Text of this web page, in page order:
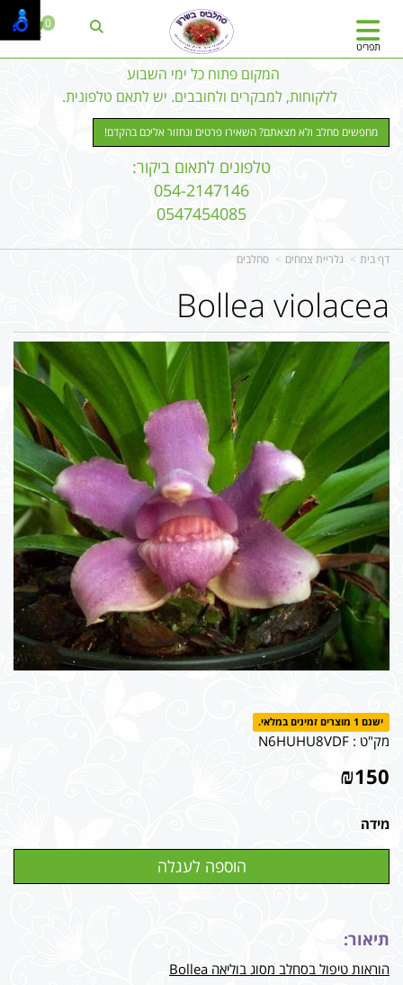
המקום פתוח כל ימי השבוע
ללקוחות, למבקרים ולחובבים. יש לתאם טלפונית.
מחפשים סחלב ולא מצאתם? השאירו פרטים ונחזור אליכם בהקדם!
טלפונים לתאום ביקור:
054-2147146
0547454085
תפריט
0
דף בית גלריית צמחים סחלבים
Bollea violacea
ישנם 1 מוצרים זמינים במלאי.
מק"ט : N6HUHU8VDF
₪150
מידה
תיאור:
הוראות טיפול בסחלב מסוג בוליאה Bollea